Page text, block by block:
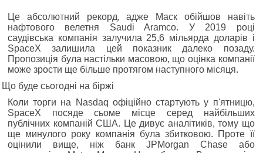
Це абсолютний рекорд, адже Маск обійшов навіть
нафтового велетня Saudi Aramco. У 2019 році
саудівська компанія залучила 25,6 мільярда доларів і
SpaceX залишила цей показник далеко позаду.
Пропозиція була настільки масовою, що оцінка компанії
може зрости ще більше протягом наступного місяця.
Що буде сьогодні на біржі
Коли торги на Nasdaq офіційно стартують у п'ятницю,
SpaceX посяде сьоме місце серед найбільших
публічних компаній США. Це дивує аналітиків, тому що
ще минулого року компанія була збитковою. Проте її
оцінили вище, ніж банк JPMorgan Chase або